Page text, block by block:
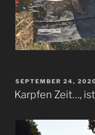
VERÖFFENTLICHT
AM
SEPTEMBER 24,
Karpfen Zeit…,